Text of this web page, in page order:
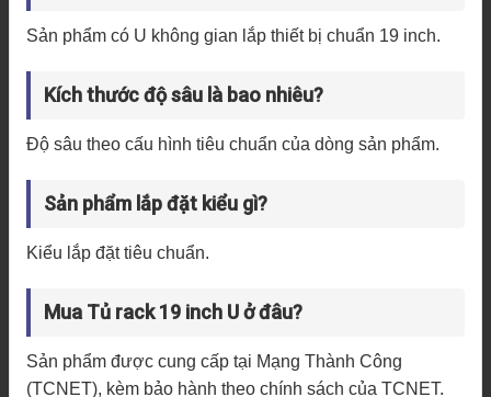
Sản phẩm có U không gian lắp thiết bị chuẩn 19 inch.
Kích thước độ sâu là bao nhiêu?
Độ sâu theo cấu hình tiêu chuẩn của dòng sản phẩm.
Sản phẩm lắp đặt kiểu gì?
Kiểu lắp đặt tiêu chuẩn.
Mua Tủ rack 19 inch U ở đâu?
Sản phẩm được cung cấp tại Mạng Thành Công
(TCNET), kèm bảo hành theo chính sách của TCNET.